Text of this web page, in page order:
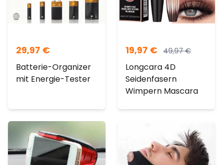
29,97 €
Batterie-Organizer
mit Energie-Tester
19,97 € 49,97€
Longcara 4D
Seidenfasern
Wimpern Mascara